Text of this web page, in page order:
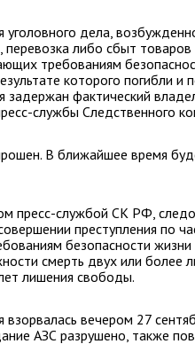
уголовного дела,
перевозка либо сбыт
требованиям
которого погибли
задержан фактический
службы Следственного
В ближайшее время
пресс-службой СК РФ,
преступления по
безопасности
смерть двух или более
лишения свободы.
взорвалась вечером 27
АЗС разрушено, также